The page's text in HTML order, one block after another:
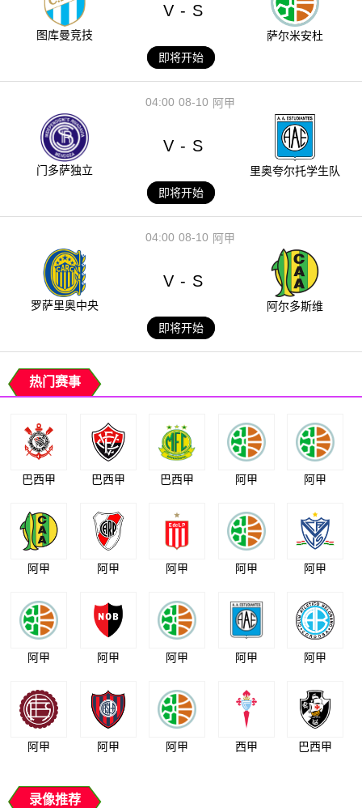
图库曼竞技
V - S
萨尔米安杜
即将开始
08-10
04:00 阿甲
门多萨独立
V - S
里奥夸尔托学生队
即将开始
08-10
04:00 阿甲
罗萨里奥中央
V - S
阿尔多斯维
即将开始
热门赛事
巴西甲 巴西甲 巴西甲 阿甲 阿甲
阿甲 阿甲 阿甲 阿甲 阿甲
阿甲 阿甲 阿甲 阿甲 阿甲
阿甲 阿甲 阿甲 西甲 巴西甲
录像推荐